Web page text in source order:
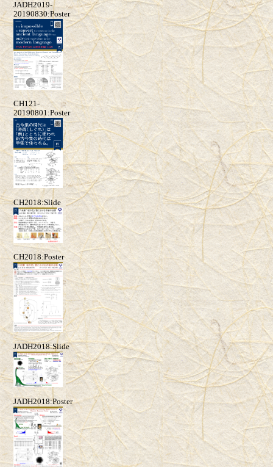
JADH2019-
20190830:Poster
CH121-
20190801:Poster
CH2018:Slide
CH2018:Poster
JADH2018:Slide
JADH2018:Poster